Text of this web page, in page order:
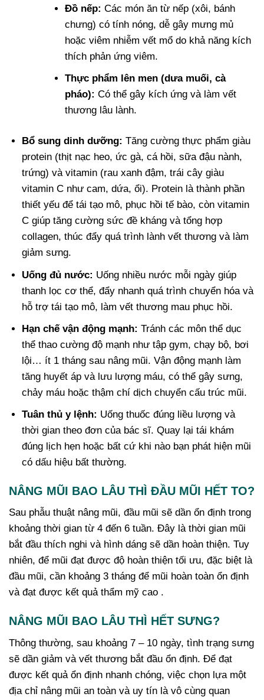
Đồ nếp: Các món ăn từ nếp (xôi, bánh
chưng) có tính nóng, dễ gây mưng mủ
hoặc viêm nhiễm vết mổ do khả năng kích
thích phản ứng viêm.
Thực phẩm lên men (dưa muối, cà
pháo): Có thể gây kích ứng và làm vết
thương lâu lành.
Bổ sung dinh dưỡng: Tăng cường thực phẩm giàu
protein (thịt nạc heo, ức gà, cá hồi, sữa đậu nành,
trứng) và vitamin (rau xanh đậm, trái cây giàu
vitamin C như cam, dứa, ổi). Protein là thành phần
thiết yếu để tái tạo mô, phục hồi tế bào, còn vitamin
C giúp tăng cường sức đề kháng và tổng hợp
collagen, thúc đẩy quá trình lành vết thương và làm
giảm sưng.
Uống đủ nước: Uống nhiều nước mỗi ngày giúp
thanh lọc cơ thể, đẩy nhanh quá trình chuyển hóa và
hỗ trợ tái tạo mô, làm vết thương mau phục hồi.
Hạn chế vận động mạnh: Tránh các môn thể dục
thể thao cường độ mạnh như tập gym, chạy bộ, bơi
lội… ít 1 tháng sau nâng mũi. Vận động mạnh làm
tăng huyết áp và lưu lượng máu, có thể gây sưng,
chảy máu hoặc thậm chí dịch chuyển cấu trúc mũi.
Tuân thủ y lệnh: Uống thuốc đúng liều lượng và
thời gian theo đơn của bác sĩ. Quay lại tái khám
đúng lịch hẹn hoặc bất cứ khi nào bạn phát hiện mũi
có dấu hiệu bất thường.
NÂNG MŨI BAO LÂU THÌ ĐẦU MŨI HẾT TO?
Sau phẫu thuật nâng mũi, đầu mũi sẽ dần ổn định trong
khoảng thời gian từ 4 đến 6 tuần. Đây là thời gian mũi
bắt đầu thích nghi và hình dáng sẽ dần hoàn thiện. Tuy
nhiên, để mũi đạt được độ hoàn thiện tối ưu, đặc biệt là
đầu mũi, cần khoảng 3 tháng để mũi hoàn toàn ổn định
và đạt được kết quả thẩm mỹ cao .
NÂNG MŨI BAO LÂU THÌ HẾT SƯNG?
Thông thường, sau khoảng 7 – 10 ngày, tình trạng sưng
sẽ dần giảm và vết thương bắt đầu ổn định. Để đạt
được kết quả ổn định nhanh chóng, việc chọn lựa một
địa chỉ nâng mũi an toàn và uy tín là vô cùng quan